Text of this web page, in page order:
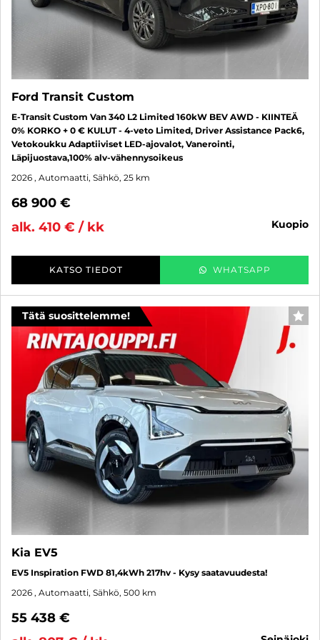
Ford Transit Custom
E-Transit Custom Van 340 L2 Limited 160kW BEV AWD - KIINTEÄ
0% KORKO + 0 € KULUT - 4-veto Limited, Driver Assistance Pack6,
Vetokoukku Adaptiiviset LED-ajovalot, Vanerointi,
Läpijuostava,100% alv-vähennysoikeus
2026 , Automaatti, Sähkö, 25 km
68 900 €
alk. 410 € / kk
kuopio
KATSO TIEDOT WHATSAPP
Tätä suosittelemme!
Kia EV5
EV5 Inspiration FWD 81,4kWh 217hv - Kysy saatavuudesta!
2026 , Automaatti, Sähkö, 500 km
55 438 €